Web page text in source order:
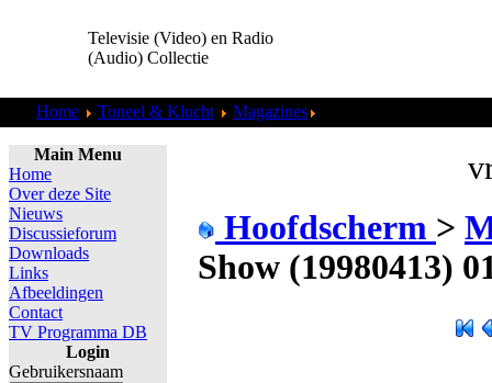
Televisie (Video) en Radio
(Audio) Collectie
Home Toneel & Klucht Magazines
Main Menu
Home
Over deze Site
Nieuws
Discussieforum
Downloads
Links
Afbeeldingen
Contact
TV Programma DB
Login
Gebruikersnaam
Hoofdscherm >
Show (19980413)